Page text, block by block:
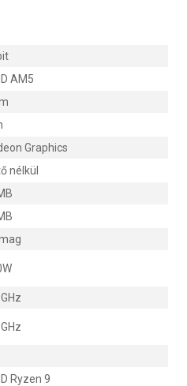
AM5
Graphics
nélkül
Ryzen 9